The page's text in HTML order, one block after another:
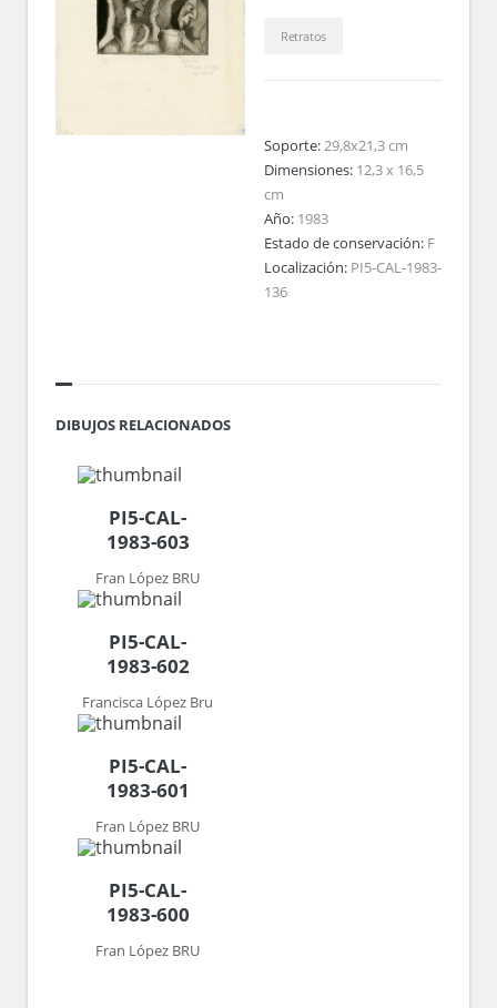
Retratos
Soporte:29,8x21,3 cm
Dimensiones: 12,3 x 16,5
cm
Año: 1983
Estado de conservación: F
Localización: PI5-CAL-1983-
136
DIBUJOS RELACIONADOS
PI5-CAL-
1983-603
Fran López BRU
PI5-CAL-
1983-602
Francisca López Bru
PI5-CAL-
1983-601
Fran López BRU
PI5-CAL-
1983-600
Fran López BRU